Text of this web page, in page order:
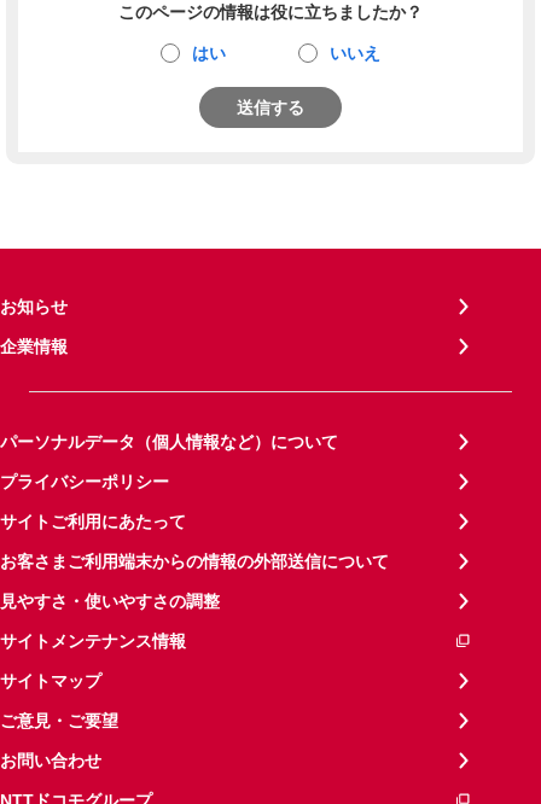
このページの情報は役に立ちましたか？
はい いいえ
送信する
お知らせ
企業情報
パーソナルデータ（個人情報など）について
プライバシーポリシー
サイトご利用にあたって
お客さまご利用端末からの情報の外部送信について
見やすさ・使いやすさの調整
サイトメンテナンス情報
サイトマップ
ご意見・ご要望
お問い合わせ
NTTドコモグループ